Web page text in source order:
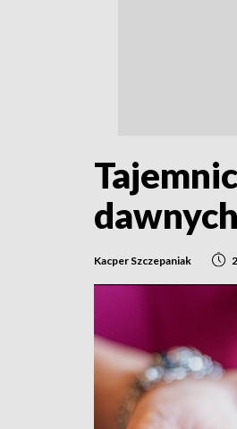
Kacper Szczepaniak